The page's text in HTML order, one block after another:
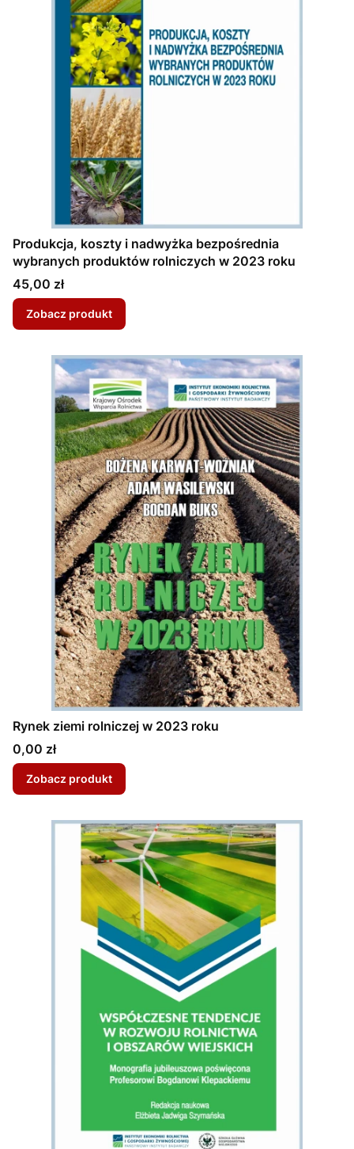
Produkcja, koszty i nadwyżka bezpośrednia
wybranych produktów rolniczych w 2023 roku
Cena
45,00 zł
Zobacz produkt
Rynek ziemi rolniczej w 2023 roku
Cena
0,00 zł
Zobacz produkt